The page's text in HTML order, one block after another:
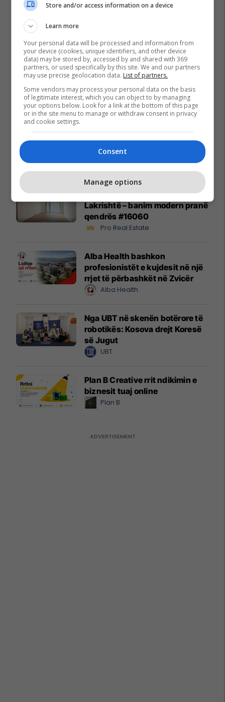
Promo Reklamo këtu
Banesë 98.96m² në shitje në
Lakrishtë – banim modern pranë
qendrës #16060
Pro Real Estate
Alba Health bashkon
profesionistët e kujdesit në një
rrjet të përbashkët në Zvicër
Alba Health
Nga UBT në skenën botërore të
robotikës: Kosova drejt Koresë
së Jugut
UBT
Plan B Creative rrit ndikimin e
biznesit tuaj online
Plan B
Store and/or access information on a device
Learn more
Your personal data will be processed and information from
your device (cookies, unique identifiers, and other device
data) may be stored by, accessed by and shared with 369
partners, or used specifically by this site. We and our partners
may use precise geolocation data. List of partners.
Some vendors may process your personal data on the basis
of legitimate interest, which you can object to by managing
your options below. Look for a link at the bottom of this page
or in the site menu to manage or withdraw consent in privacy
and cookie settings.
Consent
Manage options